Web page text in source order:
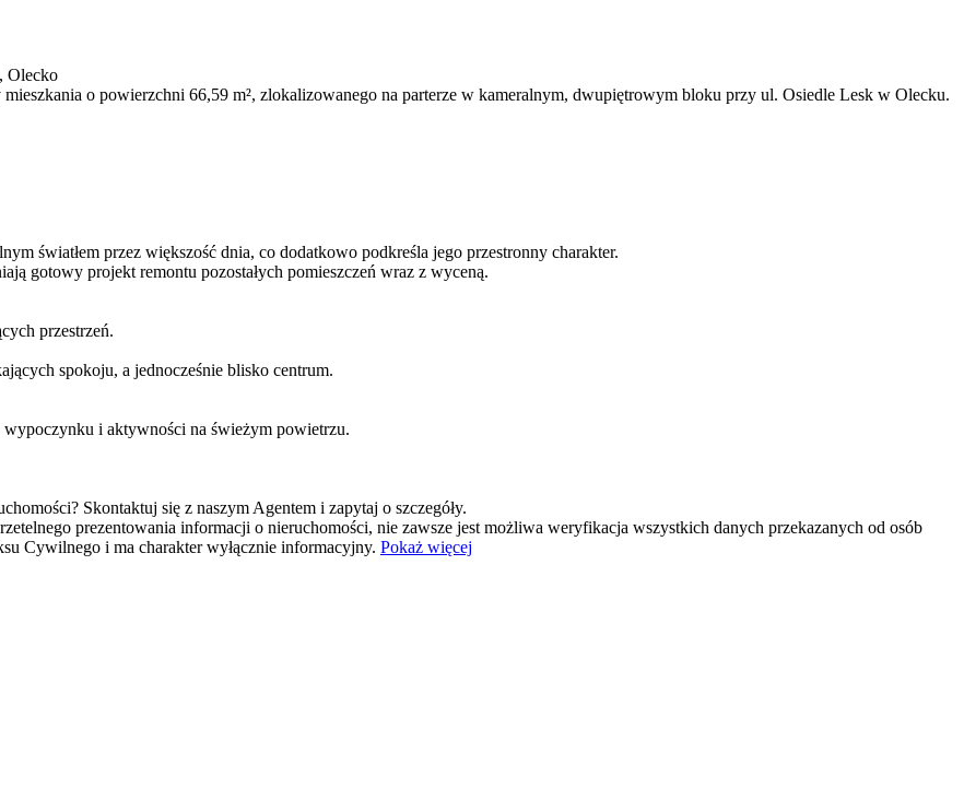
Olecko
mieszkania o powierzchni 66,59 m², zlokalizowanego na parterze w kameralnym, dwupiętrowym bloku przy ul. Osiedle Lesk w Olecku.
światłem przez większość dnia, co dodatkowo podkreśla jego przestronny charakter.
gotowy projekt remontu pozostałych pomieszczeń wraz z wyceną.
przestrzeń.
spokoju, a jednocześnie blisko centrum.
wypoczynku i aktywności na świeżym powietrzu.
Skontaktuj się z naszym Agentem i zapytaj o szczegóły.
prezentowania informacji o nieruchomości, nie zawsze jest możliwa weryfikacja wszystkich danych przekazanych od osób
Cywilnego i ma charakter wyłącznie informacyjny. Pokaż więcej